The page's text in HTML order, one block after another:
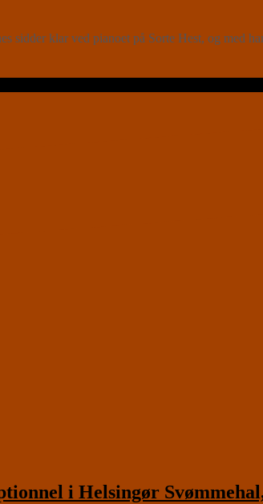
sidder klar ved pianoet på Sorte Hest, og
i Helsingør